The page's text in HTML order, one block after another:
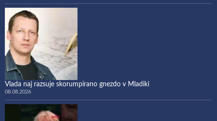
Vlada naj razsuje skorumpirano gnezdo v Mladiki
08.08.2026